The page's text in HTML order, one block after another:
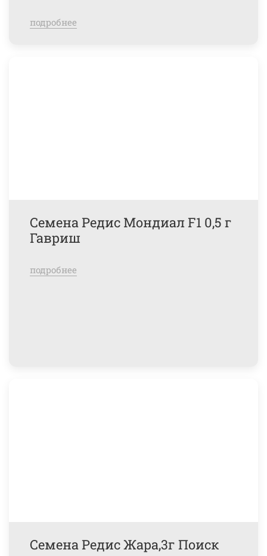
подробнее
Семена Редис Мондиал F1 0,5 г
Гавриш
подробнее
Семена Редис Жара,3г Поиск